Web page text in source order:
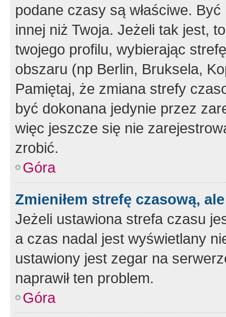
podane czasy są właściwe.
innej niż Twoja. Jeżeli tak jest,
twojego profilu, wybierając
obszaru (np Berlin, Bruksela,
Pamiętaj, że zmiana strefy
być dokonana jedynie przez
więc jeszcze się nie
zrobić.
Góra
Zmieniłem strefę czasową,
Jeżeli ustawiona strefa czasu
a czas nadal jest wyświetlany
ustawiony jest zegar na
naprawił ten problem.
Góra